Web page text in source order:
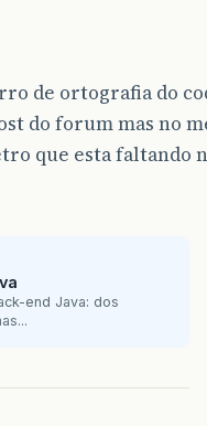
de ortografia do
do forum mas no
que esta faltando
end Java: dos